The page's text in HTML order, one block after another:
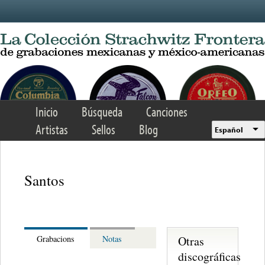
Inicio Búsqueda
Canciones
Artistas
Sellos Blog Español
Santos
Grabacions Notas
Otras
discográficas